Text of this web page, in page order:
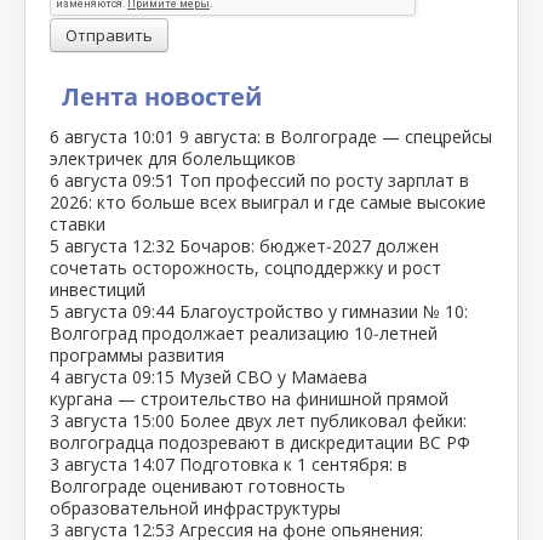
Лента новостей
6 августа 10:01 9 августа: в Волгограде — спецрейсы
электричек для болельщиков
6 августа 09:51 Топ профессий по росту зарплат в
2026: кто больше всех выиграл и где самые высокие
ставки
5 августа 12:32 Бочаров: бюджет‑2027 должен
сочетать осторожность, соцподдержку и рост
инвестиций
5 августа 09:44 Благоустройство у гимназии № 10:
Волгоград продолжает реализацию 10‑летней
программы развития
4 августа 09:15 Музей СВО у Мамаева
кургана — строительство на финишной прямой
3 августа 15:00 Более двух лет публиковал фейки:
волгоградца подозревают в дискредитации ВС РФ
3 августа 14:07 Подготовка к 1 сентября: в
Волгограде оценивают готовность
образовательной инфраструктуры
3 августа 12:53 Агрессия на фоне опьянения:
Отправить